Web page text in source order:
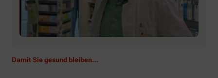
Damit Sie gesund bleiben…